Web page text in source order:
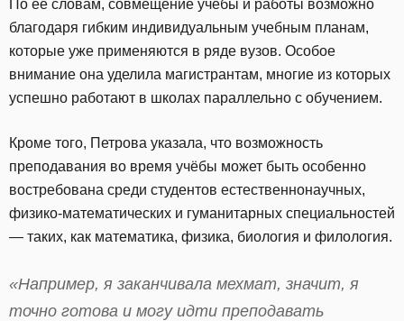
По её словам, совмещение учёбы и работы возможно
благодаря гибким индивидуальным учебным планам,
которые уже применяются в ряде вузов. Особое
внимание она уделила магистрантам, многие из которых
успешно работают в школах параллельно с обучением.
Кроме того, Петрова указала, что возможность
преподавания во время учёбы может быть особенно
востребована среди студентов естественнонаучных,
физико-математических и гуманитарных специальностей
— таких, как математика, физика, биология и филология.
«Например, я заканчивала мехмат, значит, я
точно готова и могу идти преподавать